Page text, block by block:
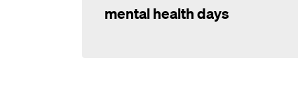
mental health days